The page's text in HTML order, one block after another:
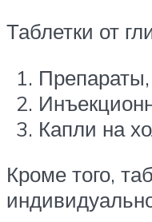
Таблетки от
Капли на
Кроме того,